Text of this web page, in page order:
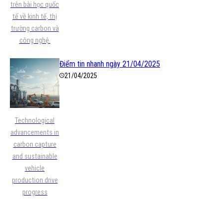
trên bài học quốc
tế về kinh tế, thị
trường carbon và
công nghệ.
Technological
advancements in
carbon capture
and sustainable
vehicle
production drive
progress
Điểm tin nhanh ngày 21/04/2025
21/04/2025